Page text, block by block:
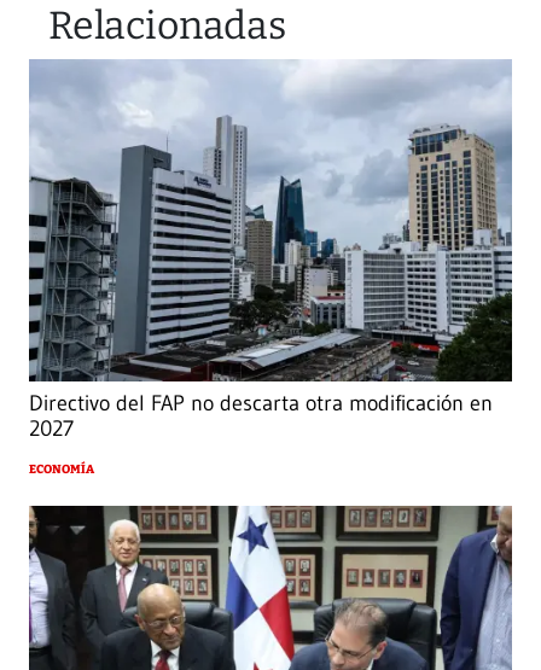
Relacionadas
Directivo del FAP no descarta otra modificación en
2027
ECONOMÍA